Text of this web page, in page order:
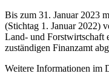
Bis zum 31. Januar 2023
(Stichtag 1. Januar 2022)
Land- und Forstwirtschaft
zuständigen Finanzamt
Weitere Informationen im